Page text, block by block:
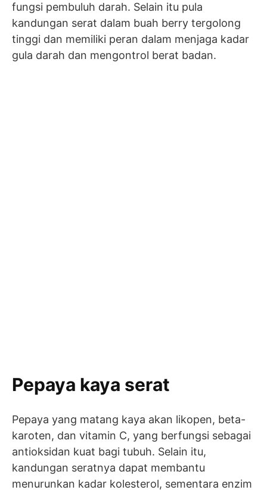
fungsi pembuluh darah. Selain itu pula
kandungan serat dalam buah berry tergolong
tinggi dan memiliki peran dalam menjaga kadar
gula darah dan mengontrol berat badan.
Pepaya kaya serat
Pepaya yang matang kaya akan likopen, beta-
karoten, dan vitamin C, yang berfungsi sebagai
antioksidan kuat bagi tubuh. Selain itu,
kandungan seratnya dapat membantu
menurunkan kadar kolesterol, sementara enzim